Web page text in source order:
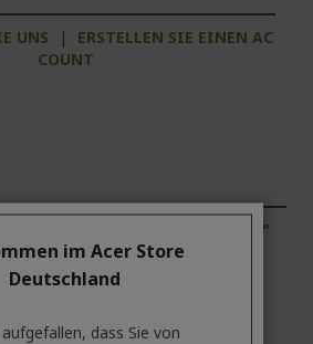
UNS |
ERSTELLEN SIE EINEN AC
COUNT
die Registerkarte
"Funktionen"
über die Produktserie enthält.
Daten des ausgewählten
im Acer Store
Deutschland
dass Sie von